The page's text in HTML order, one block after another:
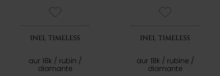
INEL TIMELESS
aur 18k / rubin /
diamante
INEL TIMELESS
aur 18k / rubine /
diamante